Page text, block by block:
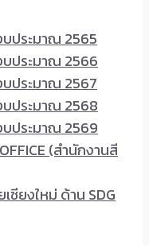
ประมาณ 2565
ประมาณ 2566
ประมาณ 2567
ประมาณ 2568
ประมาณ 2569
(สำนักงานสี
ชียงใหม่ ด้าน SDG